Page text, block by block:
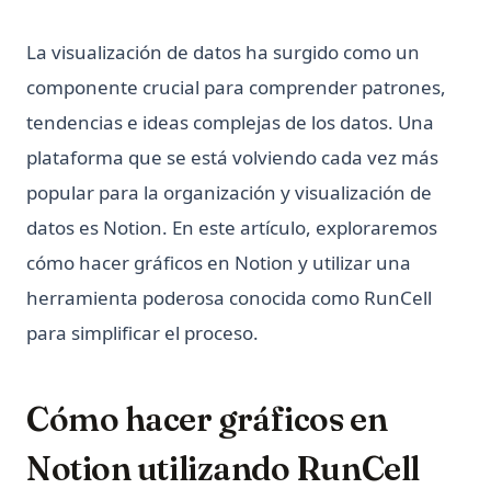
simplificadas
Python heapq: Priority Queues and Heap Operations Made
Simple
Python itertools: Complete Guide to Iterator Building Blocks
Python itertools: Guía Completa de Bloques de
Python os Module: File and Directory Operations Guide
Python subprocess: Run External Commands from Python
Python unittest: Escribe y ejecuta pruebas unitarias (Guía
La visualización de datos ha surgido como un
componente crucial para comprender patrones,
tendencias e ideas complejas de los datos. Una
plataforma que se está volviendo cada vez más
popular para la organización y visualización de
datos es Notion. En este artículo, exploraremos
cómo hacer gráficos en Notion y utilizar una
herramienta poderosa conocida como RunCell
para simplificar el proceso.
Cómo hacer gráficos en
Notion utilizando RunCell